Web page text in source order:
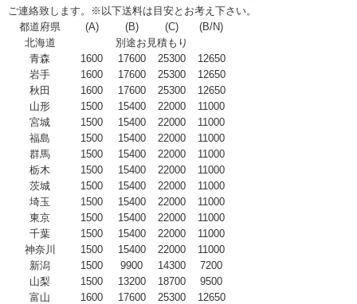
ご連絡致します。※以下送料は目安とお考え下さい。
都道府県
(A) (B) (C)
(B/N)
北海道
別途お見積もり
青森
1600 17600 25300
12650
岩手
1600 17600 25300
12650
秋田
1600 17600 25300
12650
山形
1500 15400 22000
11000
宮城
1500 15400 22000
11000
福島
1500 15400 22000
11000
群馬
1500 15400 22000
11000
栃木
1500 15400 22000
11000
茨城
1500 15400 22000
11000
埼玉
1500 15400 22000
11000
東京
1500 15400 22000
11000
千葉
1500 15400 22000
11000
神奈川
1500 15400 22000
11000
新潟
1500 9900 14300
7200
山梨
1500 13200 18700
9500
富山
1600 17600 25300
12650